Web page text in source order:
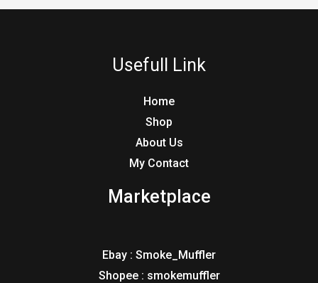
Usefull Link
Home
Shop
About Us
My Contact
Marketplace
Ebay : Smoke_Muffler
Shopee : smokemuffler